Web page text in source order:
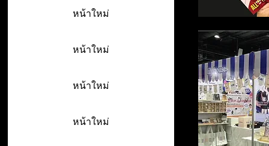
หน้าใหม่
หน้าใหม่
หน้าใหม่
หน้าใหม่